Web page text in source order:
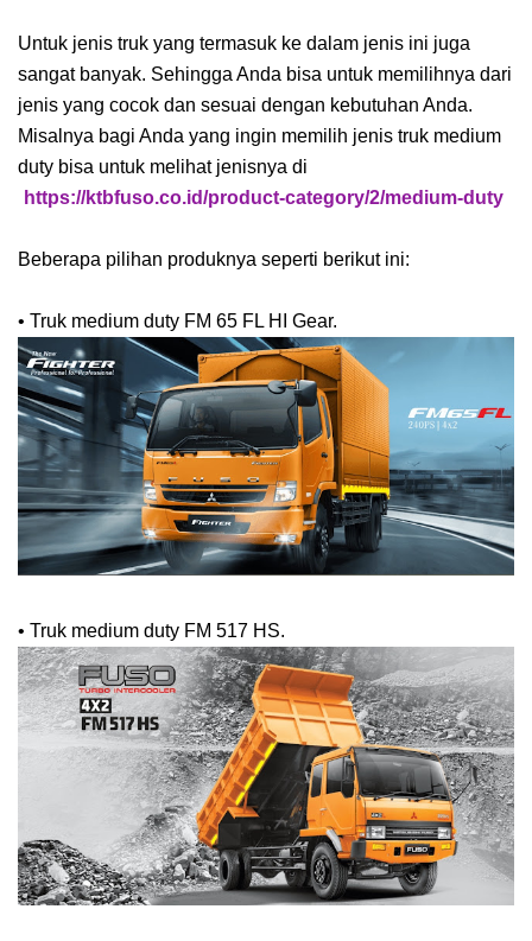
Untuk jenis truk yang termasuk ke dalam jenis ini juga
sangat banyak. Sehingga Anda bisa untuk memilihnya dari
jenis yang cocok dan sesuai dengan kebutuhan Anda.
Misalnya bagi Anda yang ingin memilih jenis truk medium
duty bisa untuk melihat jenisnya di
https://ktbfuso.co.id/product-category/2/medium-duty
Beberapa pilihan produknya seperti berikut ini:
• Truk medium duty FM 65 FL HI Gear.
• Truk medium duty FM 517 HS.